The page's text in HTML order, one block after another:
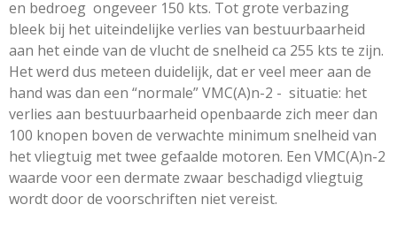
en bedroeg ongeveer 150 kts. Tot grote verbazing
bleek bij het uiteindelijke verlies van bestuurbaarheid
aan het einde van de vlucht de snelheid ca 255 kts te zijn.
Het werd dus meteen duidelijk, dat er veel meer aan de
hand was dan een “normale” VMC(A)n-2 - situatie: het
verlies aan bestuurbaarheid openbaarde zich meer dan
100 knopen boven de verwachte minimum snelheid van
het vliegtuig met twee gefaalde motoren. Een VMC(A)n-2
waarde voor een dermate zwaar beschadigd vliegtuig
wordt door de voorschriften niet vereist.